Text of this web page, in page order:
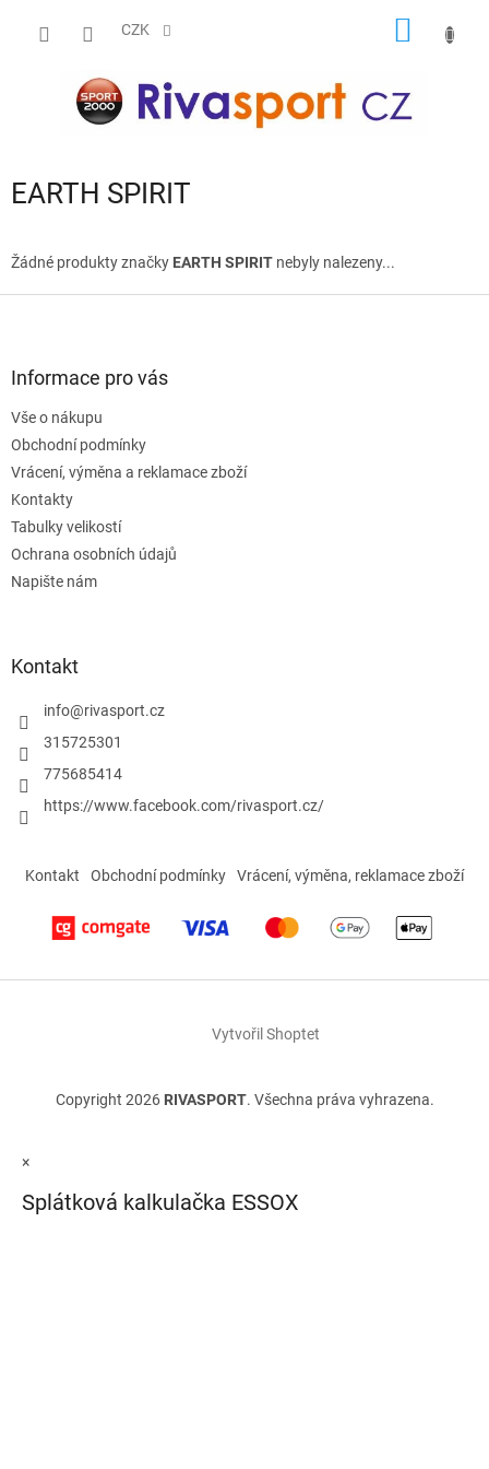
CZK
EARTH SPIRIT
Žádné produkty značky EARTH SPIRIT nebyly nalezeny...
Informace pro vás
Vše o nákupu
Obchodní podmínky
Vrácení, výměna a reklamace zboží
Kontakty
Tabulky velikostí
Ochrana osobních údajů
Napište nám
Kontakt
info@rivasport.cz
315725301
775685414
https://www.facebook.com/rivasport.cz/
Kontakt Obchodní podmínky Vrácení, výměna, reklamace zboží
Vytvořil Shoptet
Copyright 2026 RIVASPORT. Všechna práva vyhrazena.
×
Splátková kalkulačka ESSOX